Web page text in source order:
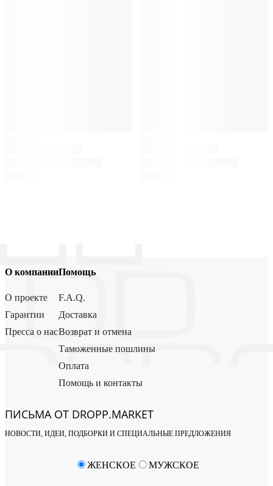
О компании
О проекте
Гарантии
Пресса о нас
Помощь
F.A.Q.
Доставка
Возврат и отмена
Таможенные пошлины
Оплата
Помощь и контакты
ПИСЬМА ОТ DROPP.MARKET
НОВОСТИ, ИДЕИ, ПОДБОРКИ И СПЕЦИАЛЬНЫЕ ПРЕДЛОЖЕНИЯ
ЖЕНСКОЕ МУЖСКОЕ